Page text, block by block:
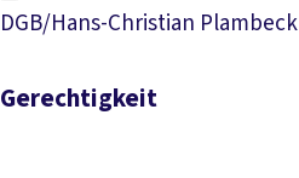
DGB/Hans-Christian Plambeck
Gerechtigkeit